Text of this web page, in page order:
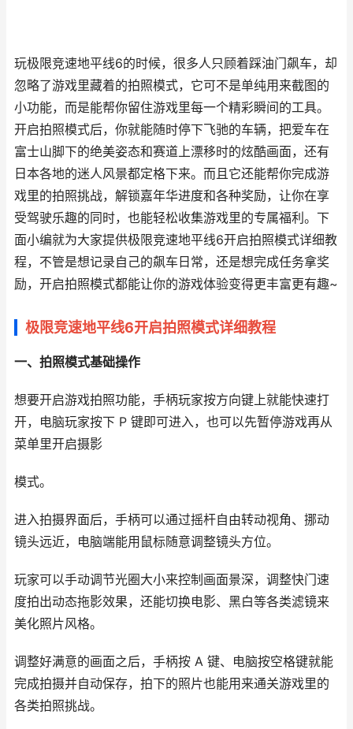
玩极限竞速地平线6的时候，很多人只顾着踩油门飙车，却
忽略了游戏里藏着的拍照模式，它可不是单纯用来截图的
小功能，而是能帮你留住游戏里每一个精彩瞬间的工具。
开启拍照模式后，你就能随时停下飞驰的车辆，把爱车在
富士山脚下的绝美姿态和赛道上漂移时的炫酷画面，还有
日本各地的迷人风景都定格下来。而且它还能帮你完成游
戏里的拍照挑战，解锁嘉年华进度和各种奖励，让你在享
受驾驶乐趣的同时，也能轻松收集游戏里的专属福利。下
面小编就为大家提供极限竞速地平线6开启拍照模式详细教
程，不管是想记录自己的飙车日常，还是想完成任务拿奖
励，开启拍照模式都能让你的游戏体验变得更丰富更有趣~
极限竞速地平线6开启拍照模式详细教程
一、拍照模式基础操作
想要开启游戏拍照功能，手柄玩家按方向键上就能快速打
开，电脑玩家按下 P 键即可进入，也可以先暂停游戏再从
菜单里开启摄影
模式。
进入拍摄界面后，手柄可以通过摇杆自由转动视角、挪动
镜头远近，电脑端能用鼠标随意调整镜头方位。
玩家可以手动调节光圈大小来控制画面景深，调整快门速
度拍出动态拖影效果，还能切换电影、黑白等各类滤镜来
美化照片风格。
调整好满意的画面之后，手柄按 A 键、电脑按空格键就能
完成拍摄并自动保存，拍下的照片也能用来通关游戏里的
各类拍照挑战。